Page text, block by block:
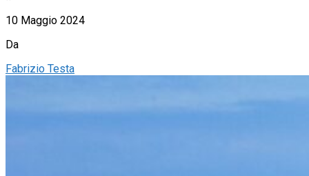
10 Maggio 2024
Da
Fabrizio Testa